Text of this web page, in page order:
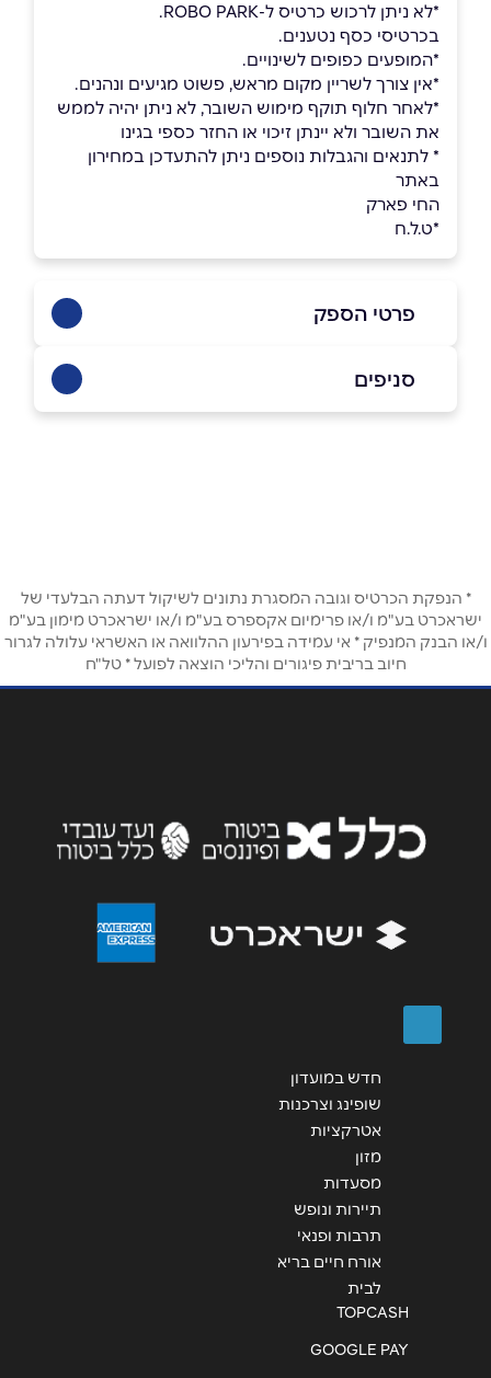
*לא ניתן לרכוש כרטיס ל-ROBO PARK.
בכרטיסי כסף נטענים.
*המופעים כפופים לשינויים.
*אין צורך לשריין מקום מראש, פשוט מגיעים ונהנים.
*לאחר חלוף תוקף מימוש השובר, לא ניתן יהיה לממש
את השובר ולא יינתן זיכוי או החזר כספי בגינו
* לתנאים והגבלות נוספים ניתן להתעדכן במחירון
באתר
החי פארק
*ט.ל.ח
פרטי הספק
04-8747445
טלפון*
אימייל*
הודעה
סניפים
* הנפקת הכרטיס וגובה המסגרת נתונים לשיקול דעתה הבלעדי של
ישראכרט בע"מ ו/או פרימיום אקספרס בע"מ ו/או ישראכרט מימון בע"מ
ו/או הבנק המנפיק * אי עמידה בפירעון ההלוואה או האשראי עלולה לגרור
חיוב בריבית פיגורים והליכי הוצאה לפועל * טל"ח
חדש במועדון
שופינג וצרכנות
אטרקציות
מזון
מסעדות
תיירות ונופש
תרבות ופנאי
אורח חיים בריא
לבית
TOPCASH
GOOGLE PAY